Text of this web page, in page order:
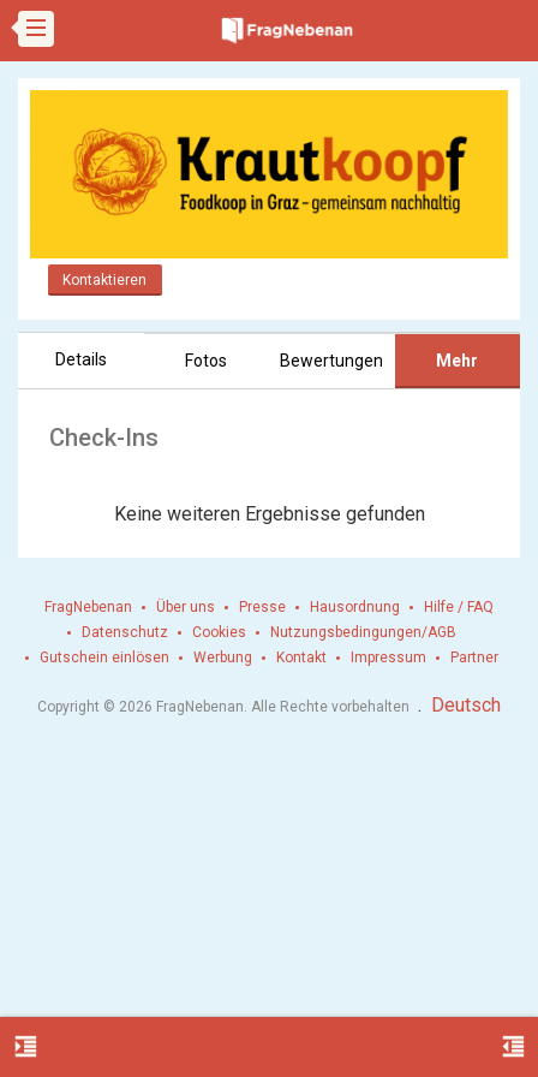
Kontaktieren
Details Fotos Bewertungen Mehr
Check-Ins
Keine weiteren Ergebnisse gefunden
format_indent_increase format_indent_decrease
FragNebenan Über uns Presse Hausordnung
Hilfe / FAQ
Datenschutz
Cookies
Nutzungsbedingungen/AGB
Gutschein einlösen
Werbung Kontakt Impressum Partner
Copyright © 2026 FragNebenan. Alle Rechte vorbehalten . Deutsch